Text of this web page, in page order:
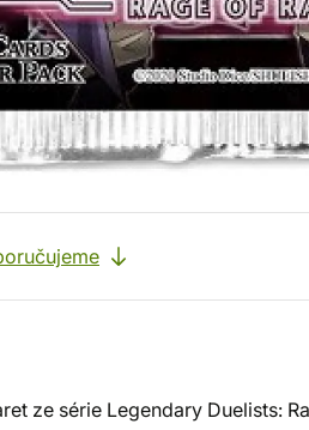
ze série Legendary Duelists: